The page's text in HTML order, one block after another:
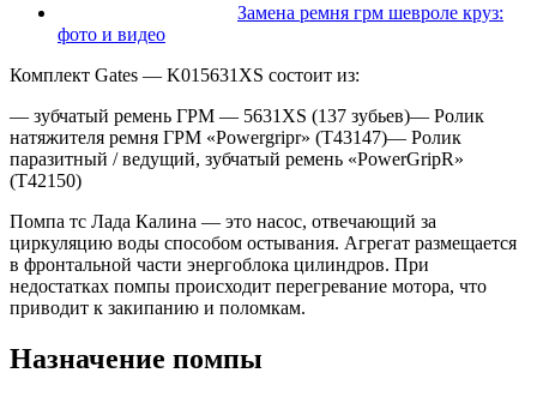
Замена ремня грм шевроле круз:
фото и видео
Комплект Gates — K015631XS состоит из:
— зубчатый ремень ГРМ — 5631XS (137 зубьев)— Ролик
натяжителя ремня ГРМ «Powergripr» (T43147)— Ролик
паразитный / ведущий, зубчатый ремень «PowerGripR»
(T42150)
Помпа тс Лада Калина — это насос, отвечающий за
циркуляцию воды способом остывания. Агрегат размещается
в фронтальной части энергоблока цилиндров. При
недостатках помпы происходит перегревание мотора, что
приводит к закипанию и поломкам.
Назначение помпы